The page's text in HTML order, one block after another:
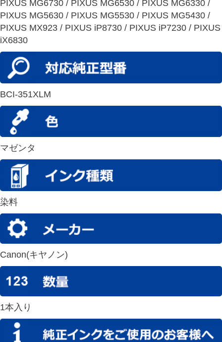
PIXUS MG6730 / PIXUS MG6530 / PIXUS MG6330 /
PIXUS MG5630 / PIXUS MG5530 / PIXUS MG5430 /
PIXUS MX923 / PIXUS iP8730 / PIXUS iP7230 / PIXUS
iX6830
BCI-351XLM
マゼンタ
染料
Canon(キヤノン)
1本入り